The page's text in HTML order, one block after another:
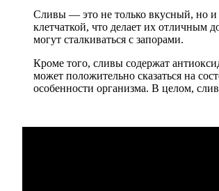
Сливы — это не только вкусный, но
клетчаткой, что делает их
могут сталкиваться с запорами.
Кроме того, сливы содержат
может положительно сказаться на
особенности организма. В целом,